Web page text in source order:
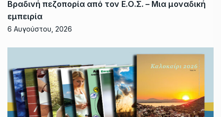
Βραδινή πεζοπορία από τον Ε.Ο.Σ. – Μια μοναδική
εμπειρία
6 Αυγούστου, 2026